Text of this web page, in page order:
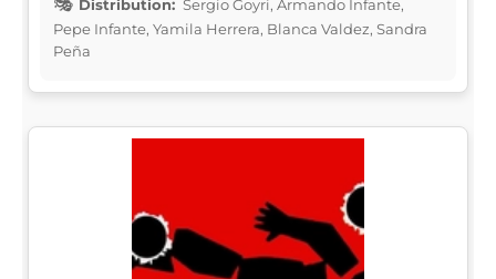
Distribution: Sergio Goyri, Armando Infante,
Pepe Infante, Yamila Herrera, Blanca Valdez, Sandra
Peña